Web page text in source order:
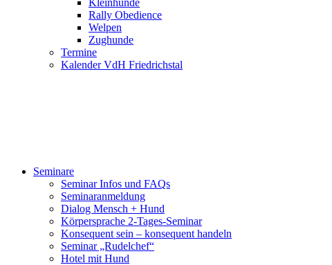
Kleinhunde
Rally Obedience
Welpen
Zughunde
Termine
Kalender VdH Friedrichstal
Seminare
Seminar Infos und FAQs
Seminaranmeldung
Dialog Mensch + Hund
Körpersprache 2-Tages-Seminar
Konsequent sein – konsequent handeln
Seminar „Rudelchef“
Hotel mit Hund